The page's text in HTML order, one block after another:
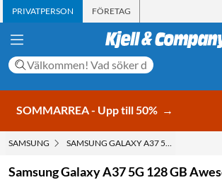
PRIVATPERSON FÖRETAG
SOMMARREA - Upp till 50% →
SAMSUNG SAMSUNG GALAXY A37 5G 128 GB
Samsung Galaxy A37 5G 128 GB